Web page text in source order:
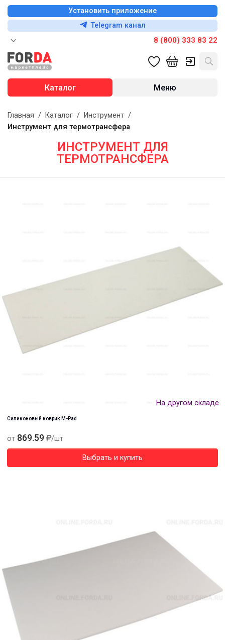
Установить приложение
Telegram канал
8 (800) 333 83 22
Каталог Меню
Главная / Каталог / Инструмент /
Инструмент для термотрансфера
ИНСТРУМЕНТ ДЛЯ
ТЕРМОТРАНСФЕРА
На другом складе
Силиконовый коврик M-Pad
от 869.59 /шт
Выбрать и купить